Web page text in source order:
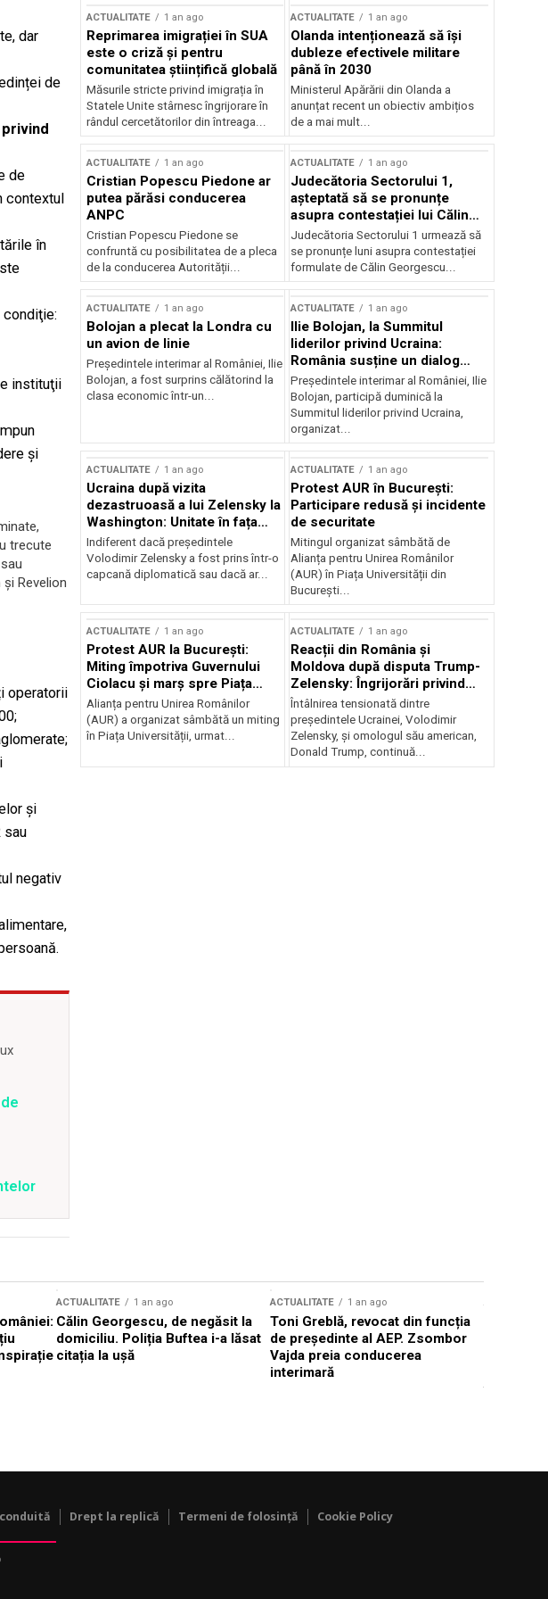
dar
de
de
contextul
în
instituţii
şi
trecute
Revelion
operatorii
și
sau
negativ
ACTUALITATE 1 an ago
Reprimarea imigrației în SUA
este o criză și pentru
comunitatea științifică globală
Măsurile stricte privind imigrația în
Statele Unite stârnesc îngrijorare în
rândul cercetătorilor din întreaga...
ACTUALITATE 1 an ago
Olanda intenționează să își
dubleze efectivele militare
până în 2030
Ministerul Apărării din Olanda a
anunțat recent un obiectiv ambițios
de a mai mult...
ACTUALITATE 1 an ago
Cristian Popescu Piedone ar
putea părăsi conducerea
ANPC
Cristian Popescu Piedone se
confruntă cu posibilitatea de a pleca
de la conducerea Autorității...
ACTUALITATE 1 an ago
Judecătoria Sectorului 1,
așteptată să se pronunțe
asupra contestației lui Călin
Georgescu privind controlul
judiciar
Judecătoria Sectorului 1 urmează să
se pronunțe luni asupra contestației
formulate de Călin Georgescu...
ACTUALITATE 1 an ago
Bolojan a plecat la Londra cu
un avion de linie
Președintele interimar al României, Ilie
Bolojan, a fost surprins călătorind la
clasa economic într-un...
ACTUALITATE 1 an ago
Ilie Bolojan, la Summitul
liderilor privind Ucraina:
România susține un dialog
transatlantic pentru securitate
și stabilitate
Președintele interimar al României, Ilie
Bolojan, participă duminică la
Summitul liderilor privind Ucraina,
organizat...
ACTUALITATE 1 an ago
Ucraina după vizita
dezastruoasă a lui Zelensky la
Washington: Unitate în fața
incertitudinii
Indiferent dacă președintele
Volodimir Zelensky a fost prins într-o
capcană diplomatică sau dacă ar...
ACTUALITATE 1 an ago
Protest AUR în București:
Participare redusă și incidente
de securitate
Mitingul organizat sâmbătă de
Alianța pentru Unirea Românilor
(AUR) în Piața Universității din
București...
ACTUALITATE 1 an ago
Protest AUR la București:
Miting împotriva Guvernului
Ciolacu și marș spre Piața
Victoriei
Alianța pentru Unirea Românilor
(AUR) a organizat sâmbătă un miting
în Piața Universității, urmat...
ACTUALITATE 1 an ago
Reacții din România și
Moldova după disputa Trump-
Zelensky: Îngrijorări privind
securitatea regională
Întâlnirea tensionată dintre
președintele Ucrainei, Volodimir
Zelensky, și omologul său american,
Donald Trump, continuă...
ACTUALITATE 1 an ago
Călin Georgescu, de negăsit la
domiciliu. Poliția Buftea i-a lăsat
citația la ușă
ACTUALITATE 1 an ago
Toni Greblă, revocat din funcția
de președinte al AEP. Zsombor
Vajda preia conducerea
interimară
Drept la replică Termeni de folosință Cookie Policy